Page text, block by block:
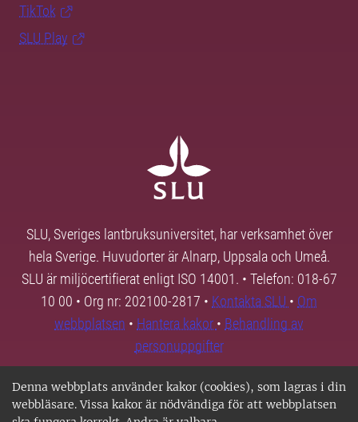
Denna webbplats använder kakor (cookies), som lagras i din
webbläsare. Vissa kakor är nödvändiga för att webbplatsen
TikTok
SLU Play
SLU, Sveriges lantbruksuniversitet, har verksamhet över
hela Sverige. Huvudorter är Alnarp, Uppsala och Umeå.
SLU är miljöcertifierat enligt ISO 14001. • Telefon: 018-67
10 00 • Org nr: 202100-2817 • Kontakta SLU • Om
webbplatsen • Hantera kakor • Behandling av
personuppgifter